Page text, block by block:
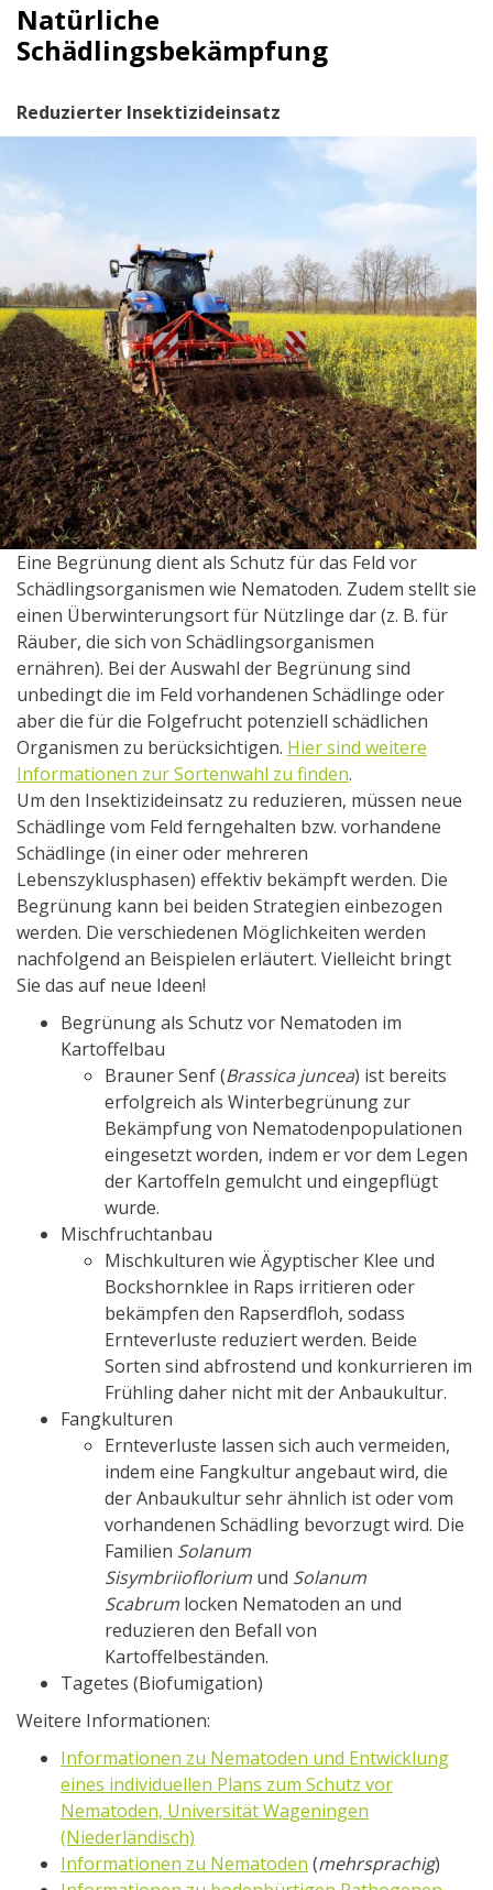
Natürliche
Schädlingsbekämpfung
Reduzierter Insektizideinsatz
Eine Begrünung dient als Schutz für das Feld vor
Schädlingsorganismen wie Nematoden. Zudem stellt sie
einen Überwinterungsort für Nützlinge dar (z. B. für
Räuber, die sich von Schädlingsorganismen
ernähren). Bei der Auswahl der Begrünung sind
unbedingt die im Feld vorhandenen Schädlinge oder
aber die für die Folgefrucht potenziell schädlichen
Organismen zu berücksichtigen. Hier sind weitere
Informationen zur Sortenwahl zu finden.
Um den Insektizideinsatz zu reduzieren, müssen neue
Schädlinge vom Feld ferngehalten bzw. vorhandene
Schädlinge (in einer oder mehreren
Lebenszyklusphasen) effektiv bekämpft werden. Die
Begrünung kann bei beiden Strategien einbezogen
werden. Die verschiedenen Möglichkeiten werden
nachfolgend an Beispielen erläutert. Vielleicht bringt
Sie das auf neue Ideen!
Begrünung als Schutz vor Nematoden im
Kartoffelbau
Brauner Senf (Brassica juncea) ist bereits
erfolgreich als Winterbegrünung zur
Bekämpfung von Nematodenpopulationen
eingesetzt worden, indem er vor dem Legen
der Kartoffeln gemulcht und eingepflügt
wurde.
Mischfruchtanbau
Mischkulturen wie Ägyptischer Klee und
Bockshornklee in Raps irritieren oder
bekämpfen den Rapserdfloh, sodass
Ernteverluste reduziert werden. Beide
Sorten sind abfrostend und konkurrieren im
Frühling daher nicht mit der Anbaukultur.
Fangkulturen
Ernteverluste lassen sich auch vermeiden,
indem eine Fangkultur angebaut wird, die
der Anbaukultur sehr ähnlich ist oder vom
vorhandenen Schädling bevorzugt wird. Die
Familien Solanum
Sisymbriioflorium und Solanum
Scabrum locken Nematoden an und
reduzieren den Befall von
Kartoffelbeständen.
Tagetes (Biofumigation)
Weitere Informationen:
Informationen zu Nematoden und Entwicklung
eines individuellen Plans zum Schutz vor
Nematoden, Universität Wageningen
(Niederländisch)
Informationen zu Nematoden (mehrsprachig)